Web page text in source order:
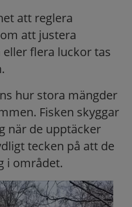
att reglera
att justera
flera luckor tas
hur stora mängder
Fisken skyggar
när de upptäcker
tecken på att de
i området.